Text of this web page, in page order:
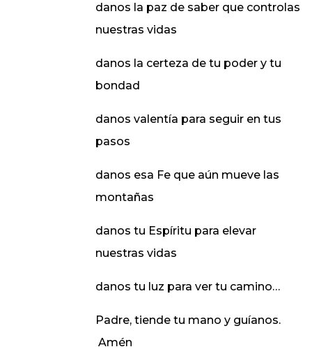
danos la paz de saber que controlas
nuestras vidas
danos la certeza de tu poder y tu
bondad
danos valentía para seguir en tus
pasos
danos esa Fe que aún mueve las
montañas
danos tu Espíritu para elevar
nuestras vidas
danos tu luz para ver tu camino…
Padre, tiende tu mano y guíanos.
Amén